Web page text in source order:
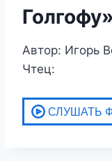
Автор: Игорь
Чтец: